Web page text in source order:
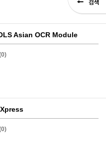
Asian OCR Module